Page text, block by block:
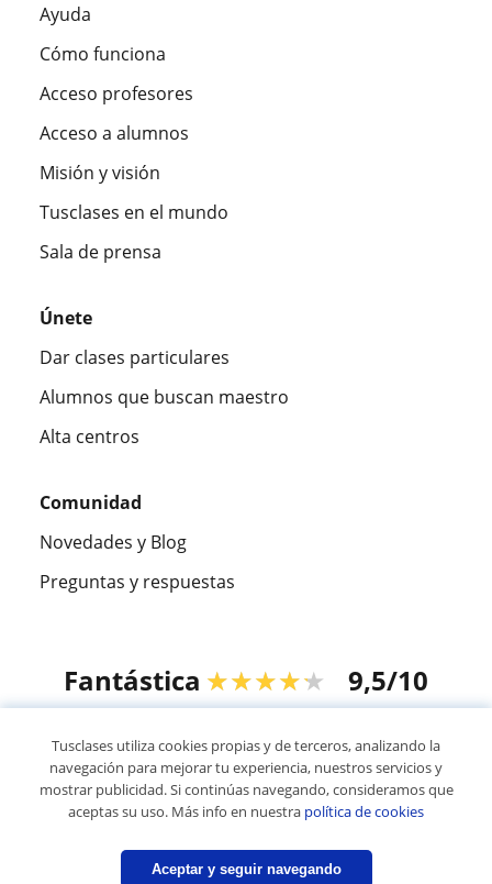
Ayuda
Cómo funciona
Acceso profesores
Acceso a alumnos
Misión y visión
Tusclases en el mundo
Sala de prensa
Únete
Dar clases particulares
Alumnos que buscan maestro
Alta centros
Comunidad
Novedades y Blog
Preguntas y respuestas
Fantástica ★★★★★ 9,5/10
© 2007 - 2026 Tusclases.mx
Mapa web:Profesores particulares
Tusclases utiliza cookies propias y de terceros, analizando la
navegación para mejorar tu experiencia, nuestros servicios y
mostrar publicidad. Si continúas navegando, consideramos que
aceptas su uso. Más info en nuestra política de cookies
Aceptar y seguir navegando